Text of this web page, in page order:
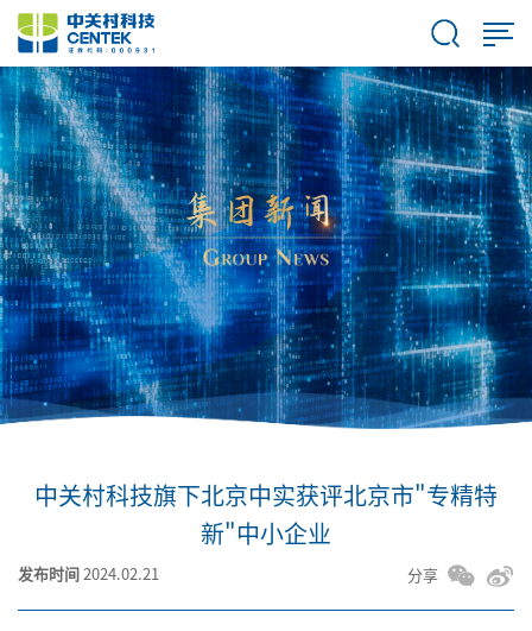
中关村科技旗下北京中实获评北京市"专精特
新"中小企业
发布时间 2024.02.21 分享